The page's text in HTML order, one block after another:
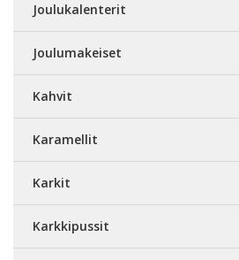
Joulukalenterit
Joulumakeiset
Kahvit
Karamellit
Karkit
Karkkipussit